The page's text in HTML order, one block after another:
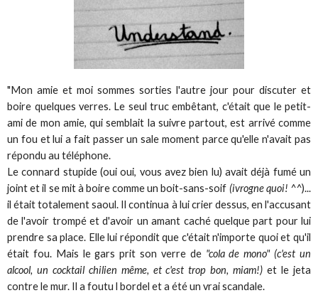
"Mon amie et moi sommes sorties l'autre jour pour discuter et
boire quelques verres. Le seul truc embêtant, c'était que le petit-
ami de mon amie, qui semblait la suivre partout, est arrivé comme
un fou et lui a fait passer un sale moment parce qu'elle n'avait pas
répondu au téléphone.
Le connard stupide (oui oui, vous avez bien lu) avait déjà fumé un
joint et il se mit à boire comme un boit-sans-soif (ivrogne quoi! ^^)...
il était totalement saoul. Il continua à lui crier dessus, en l'accusant
de l'avoir trompé et d'avoir un amant caché quelque part pour lui
prendre sa place. Elle lui répondit que c'était n'importe quoi et qu'il
était fou. Mais le gars prit son verre de "cola de mono" (c'est un
alcool, un cocktail chilien même, et c'est trop bon, miam!) et le jeta
contre le mur. Il a foutu l bordel et a été un vrai scandale.